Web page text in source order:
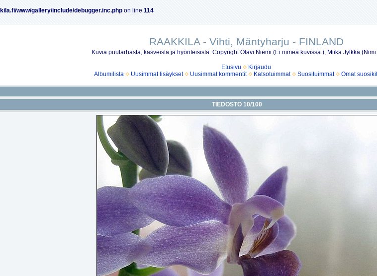
www/gallery/include/debugger.inc.php on line 114
RAAKKILA - Vihti, Mäntyharju - FINLAND
Kuvia puutarhasta, kasveista ja hyönteisistä. Copyright Olavi Niemi (Ei nimeä kuvissa.), Miika Jylkkä
Etusivu
Kirjaudu
Albumilista
Uusimmat lisäykset Uusimmat kommentit Katsotuimmat Suosituimmat Omat suosikit
TIEDOSTO 10/100